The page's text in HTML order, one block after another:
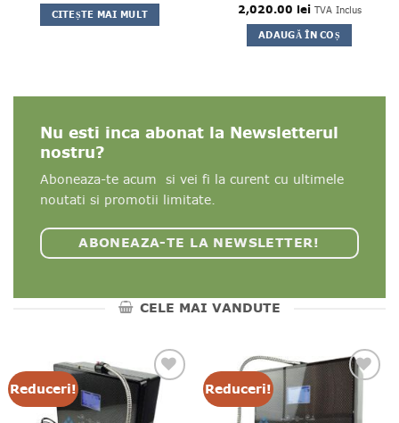
fost:
4,800.00 lei.
4,500.00 lei.
CITEȘTE MAI MULT
Evaluat
la4din
5
2,020.00 lei TVA Inclus
ADAUGĂ ÎN COȘ
Nu esti inca abonat la Newsletterul
nostru?
Aboneaza-te acum si vei fi la curent cu ultimele
noutati si promotii limitate.
ABONEAZA-TE LA NEWSLETTER!
CELE MAI VANDUTE
Reduceri! Reduceri!